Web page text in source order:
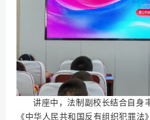
讲座中，法制副校长结合自身
《中华人民共和国反有组织犯罪